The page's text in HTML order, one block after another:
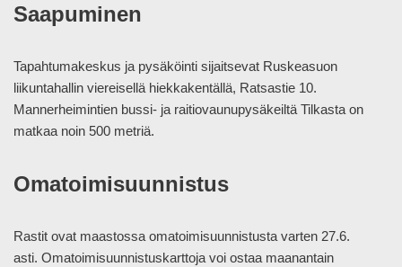
Saapuminen
Tapahtumakeskus ja pysäköinti sijaitsevat Ruskeasuon
liikuntahallin viereisellä hiekkakentällä, Ratsastie 10.
Mannerheimintien bussi- ja raitiovaunupysäkeiltä Tilkasta on
matkaa noin 500 metriä.
Omatoimisuunnistus
Rastit ovat maastossa omatoimisuunnistusta varten 27.6.
asti. Omatoimisuunnistuskarttoja voi ostaa maanantain